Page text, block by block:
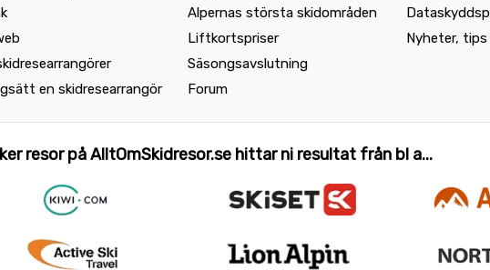
en skidresearrangör
Alpernas största skidområden
Liftkortspriser
Säsongsavslutning
Forum
Nyheter,
resor på AlltOmSkidresor.se hittar ni resultat från bl a...